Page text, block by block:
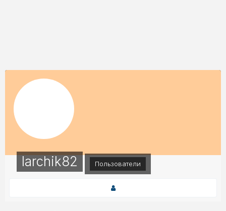
larchik82 Пользователи